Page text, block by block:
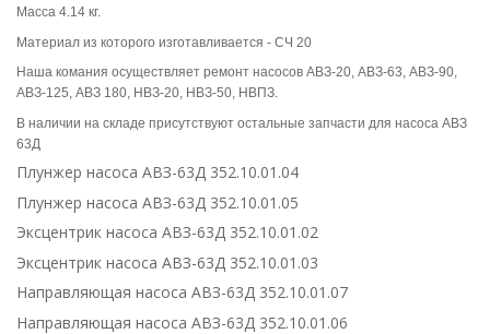
Масса 4.14 кг.
Материал из которого изготавливается - СЧ 20
Наша комания осуществляет ремонт насосов АВЗ-20, АВЗ-63, АВЗ-90,
АВЗ-125, АВЗ 180, НВЗ-20, НВЗ-50, НВПЗ.
В наличии на складе присутствуют остальные запчасти для насоса АВЗ
63Д
Плунжер насоса АВЗ-63Д 352.10.01.04
Плунжер насоса АВЗ-63Д 352.10.01.05
Эксцентрик насоса АВЗ-63Д 352.10.01.02
Эксцентрик насоса АВЗ-63Д 352.10.01.03
Направляющая насоса АВЗ-63Д 352.10.01.07
Направляющая насоса АВЗ-63Д 352.10.01.06